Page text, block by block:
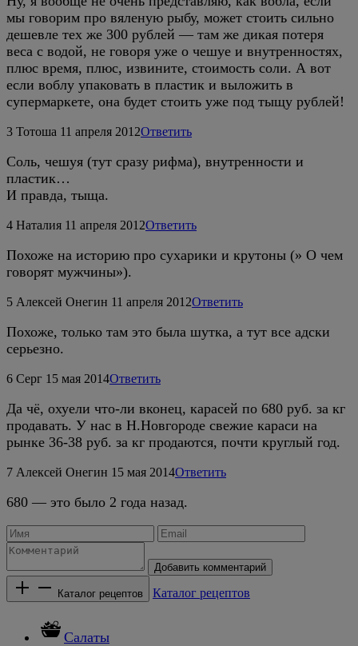
мы говорим про вяленую рыбу, может стоить сильно
дешевле тех же 300 рублей — там же дикая потеря
веса с водой, не говоря уже о чешуе и внутренностях,
плюс время, плюс, извините, стоимость соли. А вот
если воблу упаковать в пластик и выложить в
супермаркете, она будет стоить уже под тыщу рублей!
3 Тотоша 11 апреля 2012Ответить
Соль, чешуя (тут сразу рифма), внутренности и
пластик…
И правда, тыща.
4 Наталия 11 апреля 2012Ответить
Похоже на историю про сухарики и крутоны (» О чем
говорят мужчины»).
5 Алексей Онегин 11 апреля 2012Ответить
Похоже, только там это была шутка, а тут все адски
серьезно.
6 Серг 15 мая 2014Ответить
Да чё, охуели что-ли вконец, карасей по 680 руб. за кг
продавать. У нас в Н.Новгороде свежие караси на
рынке 36-38 руб. за кг продаются, почти круглый год.
7 Алексей Онегин 15 мая 2014Ответить
680 — это было 2 года назад.
Добавить комментарий
Каталог рецептов Каталог рецептов
Салаты